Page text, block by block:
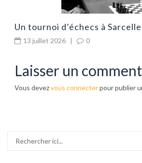
Un tournoi d’échecs à
13 juillet 2026 | 0
Laisser un
Vous devezvous connecterpour publier